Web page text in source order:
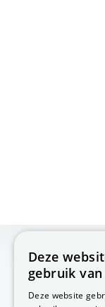
Copyright © 2026
Deze
gebruik
Deze website